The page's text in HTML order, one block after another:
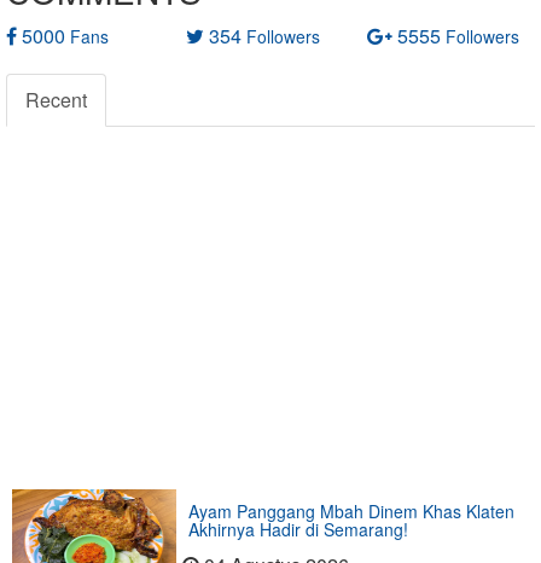
5000 Fans 354 Followers 5555 Followers
Recent
Ayam Panggang Mbah Dinem Khas Klaten
Akhirnya Hadir di Semarang!